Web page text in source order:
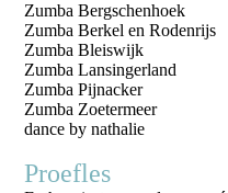
Zumba Bergschenhoek
Zumba Berkel en Rodenrijs
Zumba Bleiswijk
Zumba Lansingerland
Zumba Pijnacker
Zumba Zoetermeer
dance by nathalie
Proefles